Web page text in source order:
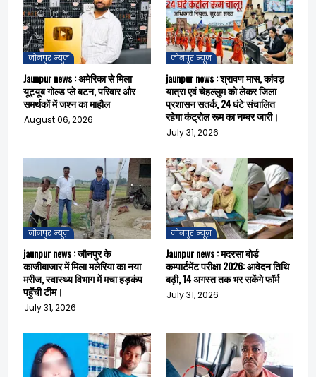
जौनपुर न्यूज़
Jaunpur news : अमेरिका से मिला
यूट्यूब गोल्ड प्ले बटन, परिवार और
समर्थकों में जश्न का माहौल
August 06, 2026
जौनपुर न्यूज़
jaunpur news : श्रावण मास, कांवड़
यात्रा एवं चेहल्लुम को लेकर जिला
प्रशासन सतर्क, 24 घंटे संचालित
रहेगा कंट्रोल रूम का नम्बर जारी।
July 31, 2026
जौनपुर न्यूज़
jaunpur news : जौनपुर के
काजीबाजार में मिला मलेरिया का नया
मरीज, स्वास्थ्य विभाग में मचा हड़कंप
पहुँची टीम।
July 31, 2026
जौनपुर न्यूज़
Jaunpur news : मदरसा बोर्ड
कम्पार्टमेंट परीक्षा 2026: आवेदन तिथि
बढ़ी, 14 अगस्त तक भर सकेंगे फॉर्म
July 31, 2026